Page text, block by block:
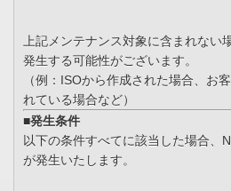
上記メンテナンス対象に含まれない
発生する可能性がございます。
（例：ISOから作成された場合、お
れている場合など）
■発生条件
以下の条件すべてに該当した場合、
が発生いたします。